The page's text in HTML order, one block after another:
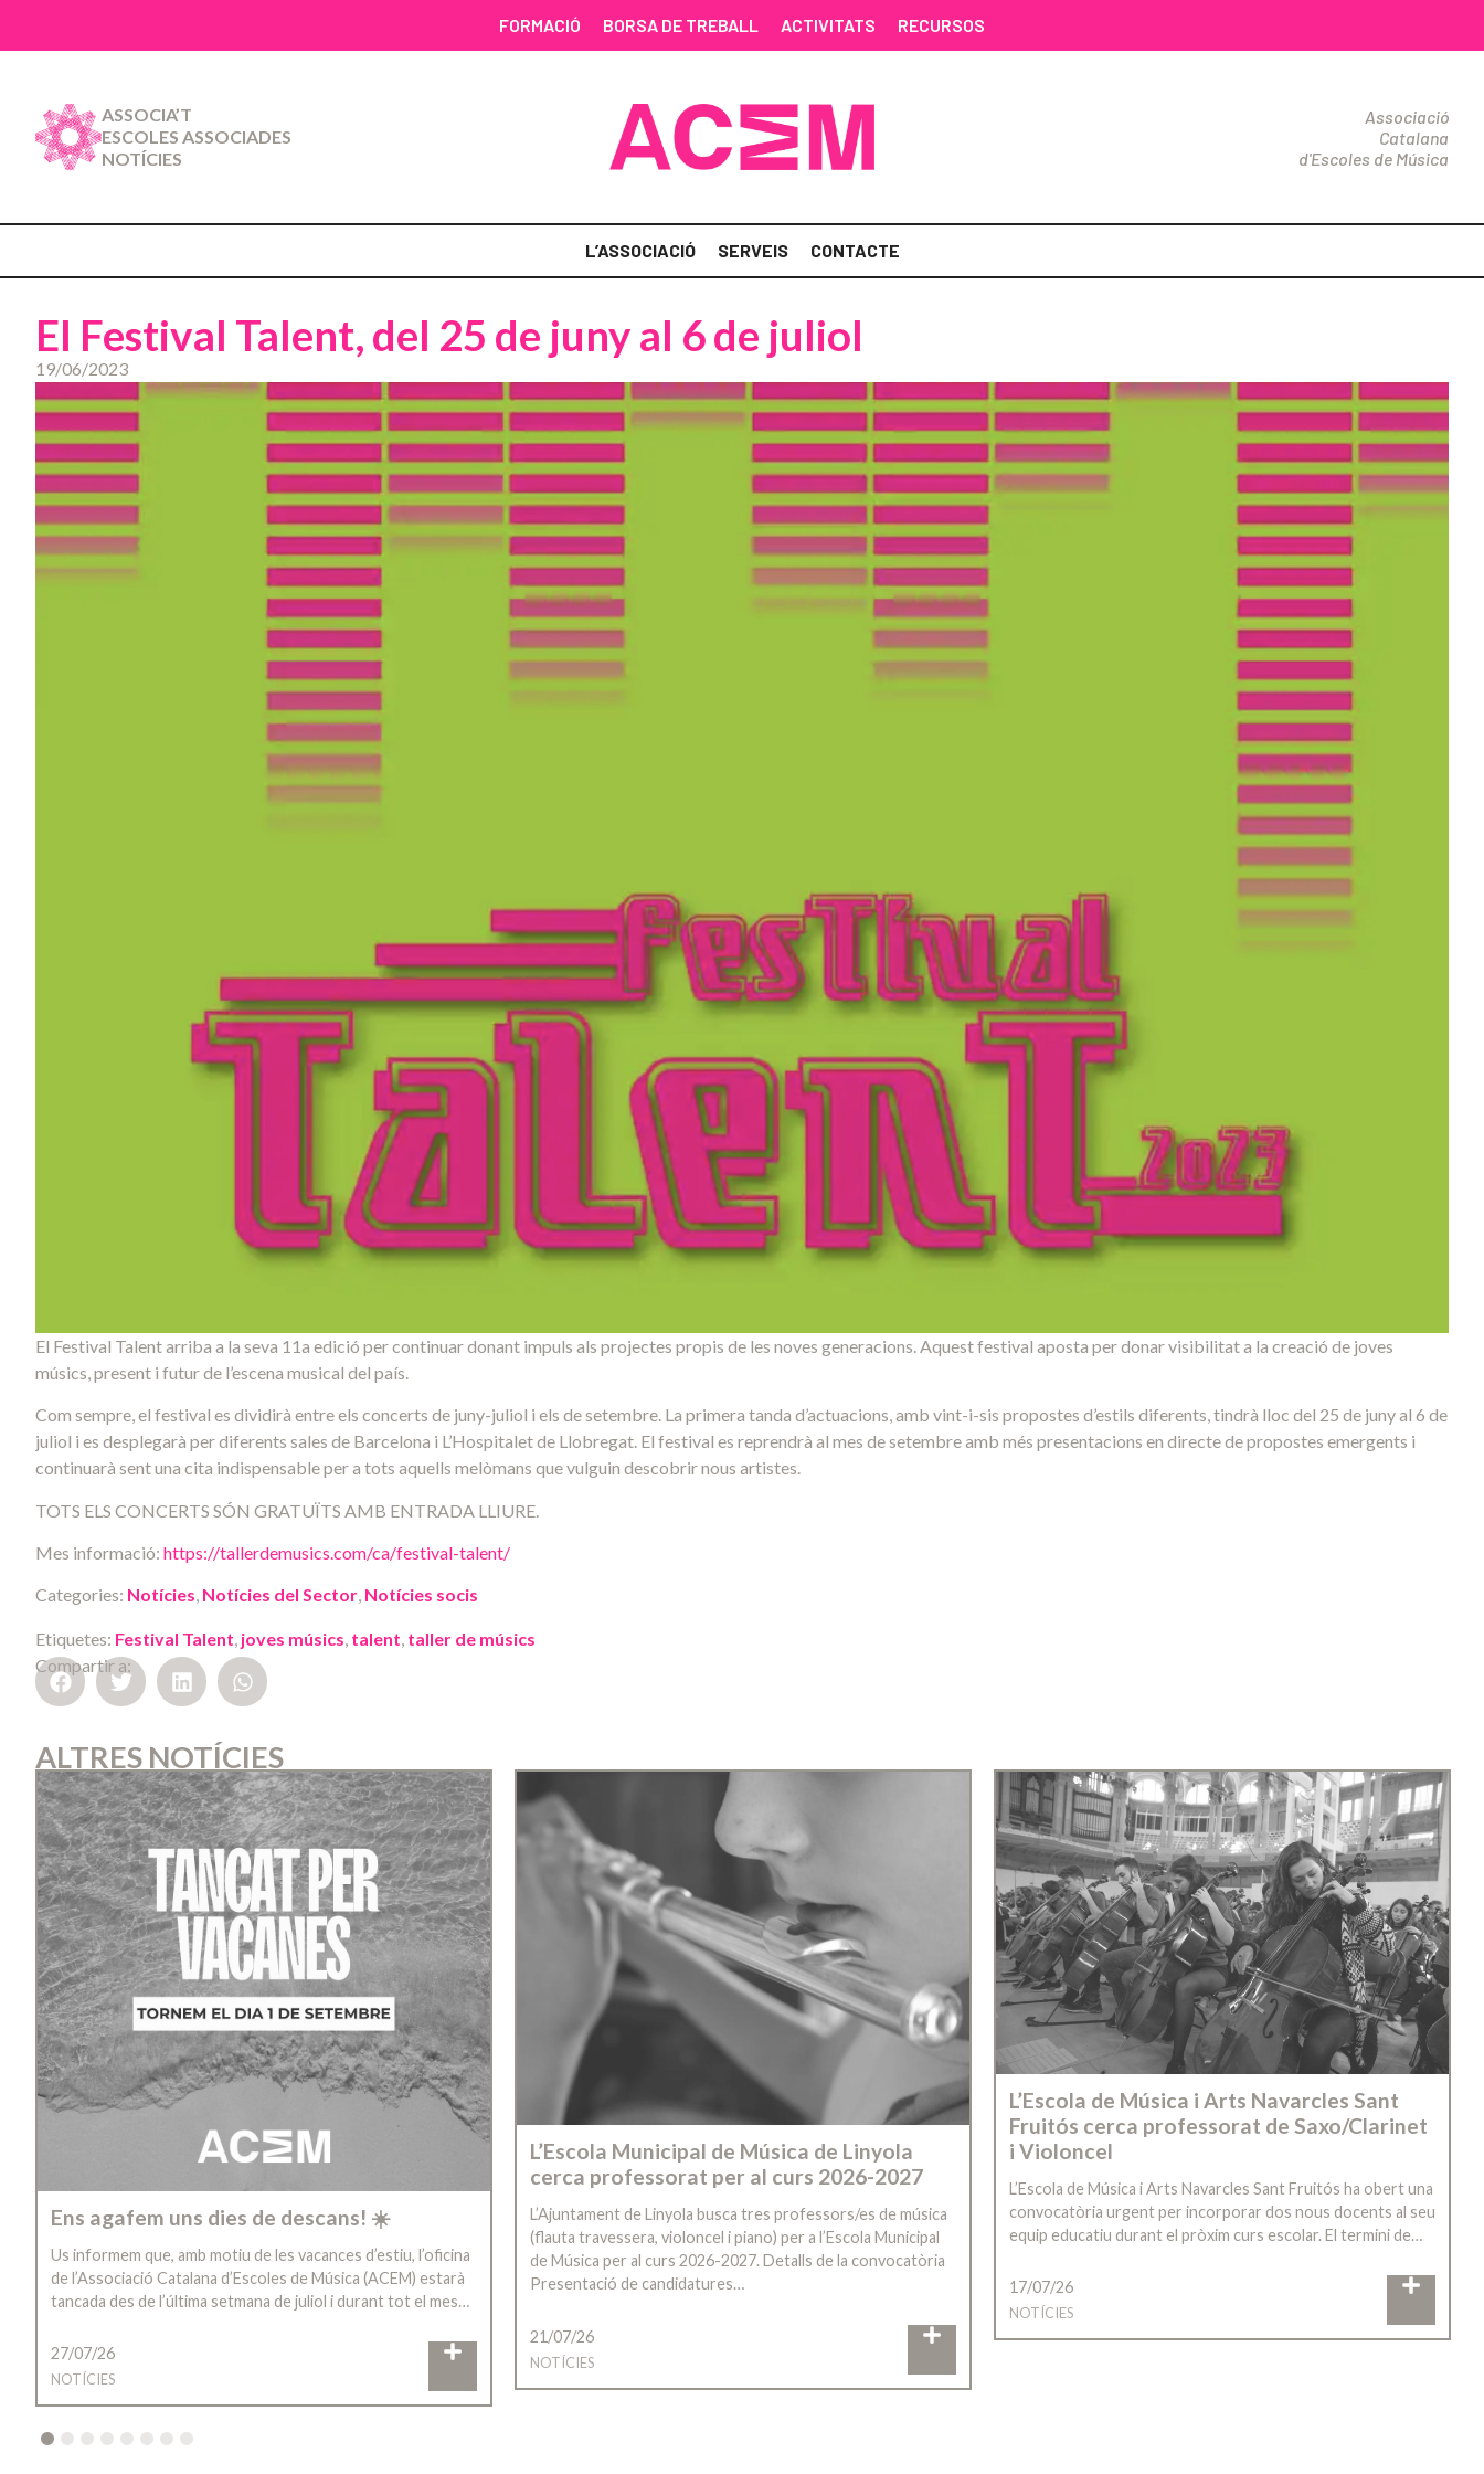
FORMACIÓ BORSA DE TREBALL ACTIVITATS RECURSOS
ASSOCIA’T
ESCOLES ASSOCIADES
NOTÍCIES
Associació
Catalana
d'Escoles de Música
L’ASSOCIACIÓ SERVEIS CONTACTE
El Festival Talent, del 25 de juny al 6 de juliol
19/06/2023
El Festival Talent arriba a la seva 11a edició per continuar donant impuls als projectes propis de les noves generacions. Aquest festival aposta per donar visibilitat a la creació de joves
músics, present i futur de l’escena musical del país.
Com sempre, el festival es dividirà entre els concerts de juny-juliol i els de setembre. La primera tanda d’actuacions, amb vint-i-sis propostes d’estils diferents, tindrà lloc del 25 de juny al 6 de
juliol i es desplegarà per diferents sales de Barcelona i L’Hospitalet de Llobregat. El festival es reprendrà al mes de setembre amb més presentacions en directe de propostes emergents i
continuarà sent una cita indispensable per a tots aquells melòmans que vulguin descobrir nous artistes.
TOTS ELS CONCERTS SÓN GRATUÏTS AMB ENTRADA LLIURE.
Mes informació: https://tallerdemusics.com/ca/festival-talent/
Categories: Notícies, Notícies del Sector, Notícies socis
Etiquetes: Festival Talent, joves músics, talent, taller de músics
Compartir a:
ALTRES NOTÍCIES
Ens agafem uns dies de descans! ☀️
Us informem que, amb motiu de les vacances d’estiu, l’oficina
de l’Associació Catalana d’Escoles de Música (ACEM) estarà
tancada des de l’última setmana de juliol i durant tot el mes…
27/07/26
NOTÍCIES
L’Escola Municipal de Música de Linyola
cerca professorat per al curs 2026-2027
L’Ajuntament de Linyola busca tres professors/es de música
(flauta travessera, violoncel i piano) per a l’Escola Municipal
de Música per al curs 2026-2027. Detalls de la convocatòria
Presentació de candidatures…
21/07/26
NOTÍCIES
L’Escola de Música i Arts Navarcles Sant
Fruitós cerca professorat de Saxo/Clarinet
i Violoncel
L’Escola de Música i Arts Navarcles Sant Fruitós ha obert una
convocatòria urgent per incorporar dos nous docents al seu
equip educatiu durant el pròxim curs escolar. El termini de…
17/07/26
NOTÍCIES
4 5 6 7 8